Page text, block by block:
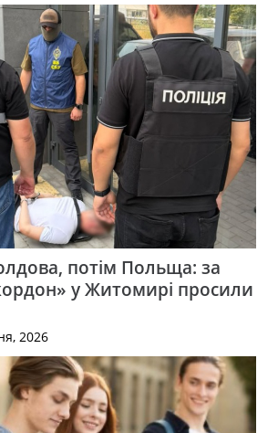
потім Польща: за
у Житомирі просили
2026